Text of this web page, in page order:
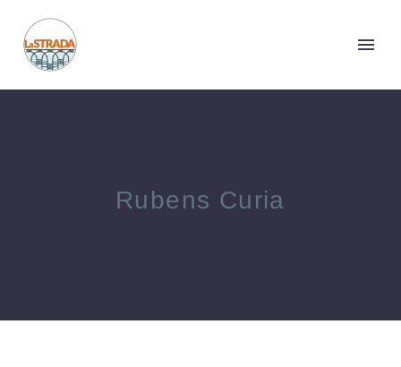
Rubens Curia